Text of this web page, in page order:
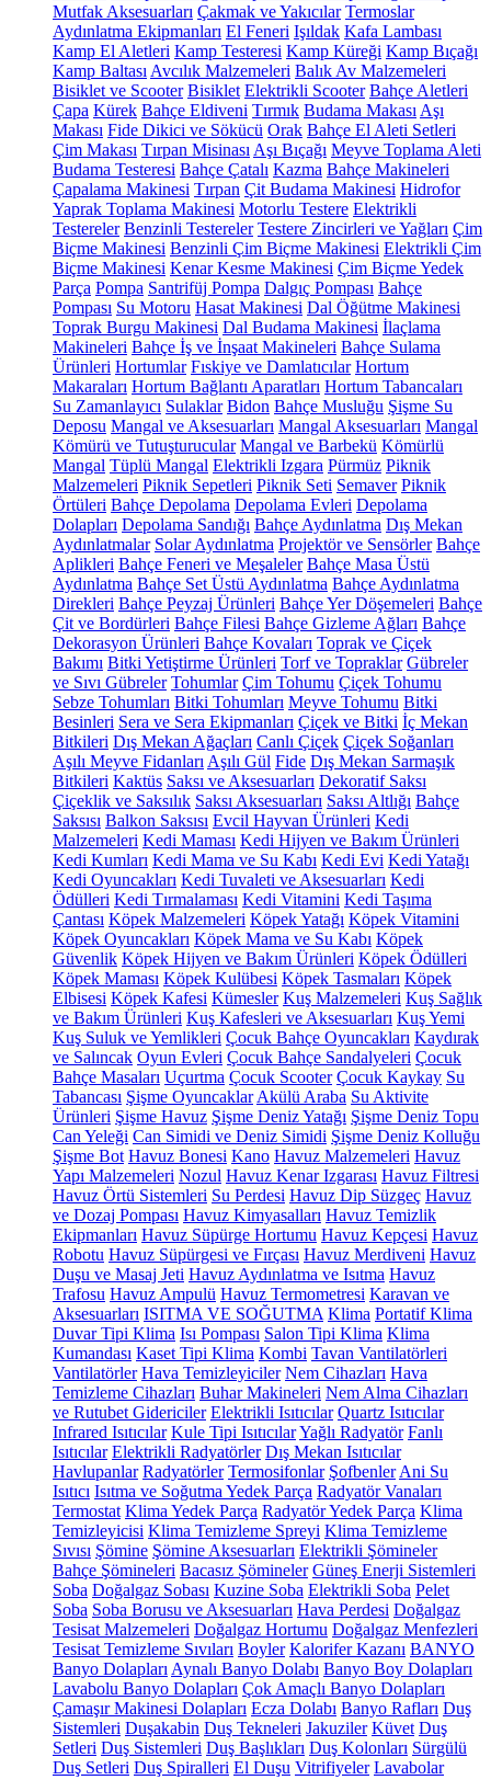
Mutfak Aksesuarları Çakmak ve Yakıcılar Termoslar
Aydınlatma Ekipmanları El Feneri Işıldak Kafa Lambası
Kamp El Aletleri Kamp Testeresi Kamp Küreği Kamp Bıçağı
Kamp Baltası Avcılık Malzemeleri Balık Av Malzemeleri
Bisiklet ve Scooter Bisiklet Elektrikli Scooter Bahçe Aletleri
Çapa Kürek Bahçe Eldiveni Tırmık Budama Makası Aşı
Makası Fide Dikici ve Sökücü Orak Bahçe El Aleti Setleri
Çim Makası Tırpan Misinası Aşı Bıçağı Meyve Toplama Aleti
Budama Testeresi Bahçe Çatalı Kazma Bahçe Makineleri
Çapalama Makinesi Tırpan Çit Budama Makinesi Hidrofor
Yaprak Toplama Makinesi Motorlu Testere Elektrikli
Testereler Benzinli Testereler Testere Zincirleri ve Yağları Çim
Biçme Makinesi Benzinli Çim Biçme Makinesi Elektrikli Çim
Biçme Makinesi Kenar Kesme Makinesi Çim Biçme Yedek
Parça Pompa Santrifüj Pompa Dalgıç Pompası Bahçe
Pompası Su Motoru Hasat Makinesi Dal Öğütme Makinesi
Toprak Burgu Makinesi Dal Budama Makinesi İlaçlama
Makineleri Bahçe İş ve İnşaat Makineleri Bahçe Sulama
Ürünleri Hortumlar Fıskiye ve Damlatıcılar Hortum
Makaraları Hortum Bağlantı Aparatları Hortum Tabancaları
Su Zamanlayıcı Sulaklar Bidon Bahçe Musluğu Şişme Su
Deposu Mangal ve Aksesuarları Mangal Aksesuarları Mangal
Kömürü ve Tutuşturucular Mangal ve Barbekü Kömürlü
Mangal Tüplü Mangal Elektrikli Izgara Pürmüz Piknik
Malzemeleri Piknik Sepetleri Piknik Seti Semaver Piknik
Örtüleri Bahçe Depolama Depolama Evleri Depolama
Dolapları Depolama Sandığı Bahçe Aydınlatma Dış Mekan
Aydınlatmalar Solar Aydınlatma Projektör ve Sensörler Bahçe
Aplikleri Bahçe Feneri ve Meşaleler Bahçe Masa Üstü
Aydınlatma Bahçe Set Üstü Aydınlatma Bahçe Aydınlatma
Direkleri Bahçe Peyzaj Ürünleri Bahçe Yer Döşemeleri Bahçe
Çit ve Bordürleri Bahçe Filesi Bahçe Gizleme Ağları Bahçe
Dekorasyon Ürünleri Bahçe Kovaları Toprak ve Çiçek
Bakımı Bitki Yetiştirme Ürünleri Torf ve Topraklar Gübreler
ve Sıvı Gübreler Tohumlar Çim Tohumu Çiçek Tohumu
Sebze Tohumları Bitki Tohumları Meyve Tohumu Bitki
Besinleri Sera ve Sera Ekipmanları Çiçek ve Bitki İç Mekan
Bitkileri Dış Mekan Ağaçları Canlı Çiçek Çiçek Soğanları
Aşılı Meyve Fidanları Aşılı Gül Fide Dış Mekan Sarmaşık
Bitkileri Kaktüs Saksı ve Aksesuarları Dekoratif Saksı
Çiçeklik ve Saksılık Saksı Aksesuarları Saksı Altlığı Bahçe
Saksısı Balkon Saksısı Evcil Hayvan Ürünleri Kedi
Malzemeleri Kedi Maması Kedi Hijyen ve Bakım Ürünleri
Kedi Kumları Kedi Mama ve Su Kabı Kedi Evi Kedi Yatağı
Kedi Oyuncakları Kedi Tuvaleti ve Aksesuarları Kedi
Ödülleri Kedi Tırmalaması Kedi Vitamini Kedi Taşıma
Çantası Köpek Malzemeleri Köpek Yatağı Köpek Vitamini
Köpek Oyuncakları Köpek Mama ve Su Kabı Köpek
Güvenlik Köpek Hijyen ve Bakım Ürünleri Köpek Ödülleri
Köpek Maması Köpek Kulübesi Köpek Tasmaları Köpek
Elbisesi Köpek Kafesi Kümesler Kuş Malzemeleri Kuş Sağlık
ve Bakım Ürünleri Kuş Kafesleri ve Aksesuarları Kuş Yemi
Kuş Suluk ve Yemlikleri Çocuk Bahçe Oyuncakları Kaydırak
ve Salıncak Oyun Evleri Çocuk Bahçe Sandalyeleri Çocuk
Bahçe Masaları Uçurtma Çocuk Scooter Çocuk Kaykay Su
Tabancası Şişme Oyuncaklar Akülü Araba Su Aktivite
Ürünleri Şişme Havuz Şişme Deniz Yatağı Şişme Deniz Topu
Can Yeleği Can Simidi ve Deniz Simidi Şişme Deniz Kolluğu
Şişme Bot Havuz Bonesi Kano Havuz Malzemeleri Havuz
Yapı Malzemeleri Nozul Havuz Kenar Izgarası Havuz Filtresi
Havuz Örtü Sistemleri Su Perdesi Havuz Dip Süzgeç Havuz
ve Dozaj Pompası Havuz Kimyasalları Havuz Temizlik
Ekipmanları Havuz Süpürge Hortumu Havuz Kepçesi Havuz
Robotu Havuz Süpürgesi ve Fırçası Havuz Merdiveni Havuz
Duşu ve Masaj Jeti Havuz Aydınlatma ve Isıtma Havuz
Trafosu Havuz Ampulü Havuz Termometresi Karavan ve
Aksesuarları ISITMA VE SOĞUTMA Klima Portatif Klima
Duvar Tipi Klima Isı Pompası Salon Tipi Klima Klima
Kumandası Kaset Tipi Klima Kombi Tavan Vantilatörleri
Vantilatörler Hava Temizleyiciler Nem Cihazları Hava
Temizleme Cihazları Buhar Makineleri Nem Alma Cihazları
ve Rutubet Gidericiler Elektrikli Isıtıcılar Quartz Isıtıcılar
Infrared Isıtıcılar Kule Tipi IsıtıcılarYağlı Radyatör Fanlı
Isıtıcılar Elektrikli Radyatörler Dış Mekan Isıtıcılar
Havlupanlar Radyatörler Termosifonlar Şofbenler Ani Su
Isıtıcı Isıtma ve Soğutma Yedek Parça Radyatör Vanaları
Termostat Klima Yedek Parça Radyatör Yedek Parça Klima
Temizleyicisi Klima Temizleme Spreyi Klima Temizleme
Sıvısı Şömine Şömine Aksesuarları Elektrikli Şömineler
Bahçe Şömineleri Bacasız Şömineler Güneş Enerji Sistemleri
Soba Doğalgaz Sobası Kuzine Soba Elektrikli Soba Pelet
Soba Soba Borusu ve Aksesuarları Hava Perdesi Doğalgaz
Tesisat Malzemeleri Doğalgaz Hortumu Doğalgaz Menfezleri
Tesisat Temizleme Sıvıları Boyler Kalorifer Kazanı BANYO
Banyo Dolapları Aynalı Banyo Dolabı Banyo Boy Dolapları
Lavabolu Banyo Dolapları Çok Amaçlı Banyo Dolapları
Çamaşır Makinesi Dolapları Ecza Dolabı Banyo Rafları Duş
Sistemleri Duşakabin Duş Tekneleri Jakuziler Küvet Duş
Setleri Duş Sistemleri Duş Başlıkları Duş Kolonları Sürgülü
Duş Setleri Duş Spiralleri El Duşu Vitrifiyeler Lavabolar